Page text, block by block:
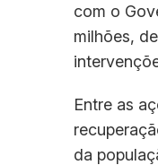
com o
milhões,
Entre as
da